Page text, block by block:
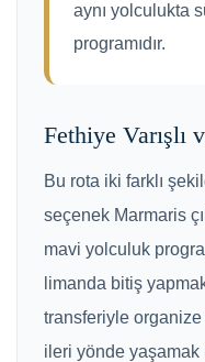
aynı yolculukta
programıdır.
Fethiye Varışlı
Bu rota iki farklı
seçenek Marmaris
mavi yolculuk
limanda bitiş
transferiyle organize
ileri yönde